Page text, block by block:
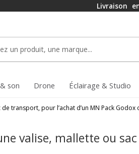
Livraison
son Drone Éclairage & Studio
transport, pour l’achat d’un MN Pack Godox
valise, mallette ou